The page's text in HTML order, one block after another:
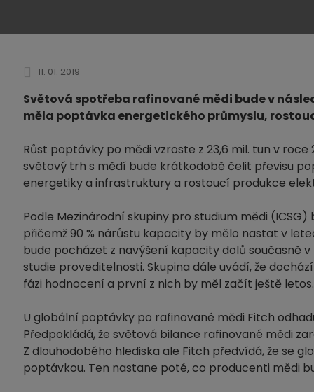
11. 01. 2019
Světová spotřeba rafinované mědi bude v
měla poptávka energetického průmyslu,
Růst poptávky po mědi vzroste z 23,6 mil. tun v roce
světový trh s mědí bude krátkodobě čelit převisu
energetiky a infrastruktury a rostoucí produkce
Podle Mezinárodní skupiny pro studium mědi
přičemž 90 % nárůstu kapacity by mělo nastat v
bude pocházet z navýšení kapacity dolů současně v
studie proveditelnosti. Skupina dále uvádí, že
fázi hodnocení a první z nich by měl začít ještě letos.
U globální poptávky po rafinované mědi Fitch
Předpokládá, že světová bilance rafinované mědi
Z dlouhodobého hlediska ale Fitch předvídá, že se
poptávkou. Ten nastane poté, co producenti mědi